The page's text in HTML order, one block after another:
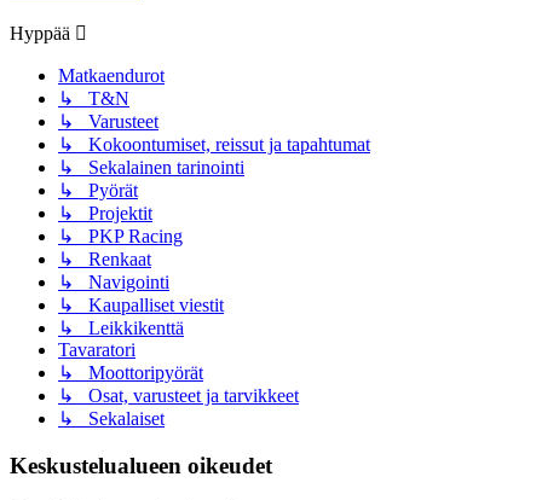
Hyppää
Matkaendurot
↳ T&N
↳ Varusteet
↳ Kokoontumiset, reissut ja tapahtumat
↳ Sekalainen tarinointi
↳ Pyörät
↳ Projektit
↳ PKP Racing
↳ Renkaat
↳ Navigointi
↳ Kaupalliset viestit
↳ Leikkikenttä
Tavaratori
↳ Moottoripyörät
↳ Osat, varusteet ja tarvikkeet
↳ Sekalaiset
Keskustelualueen oikeudet